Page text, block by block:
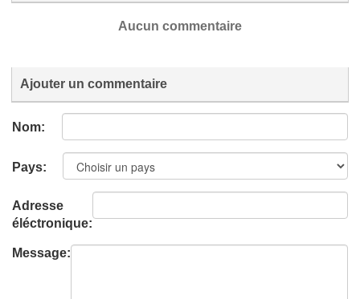
Aucun commentaire
Ajouter un commentaire
Nom:
Pays:
Adresse
éléctronique:
Message: